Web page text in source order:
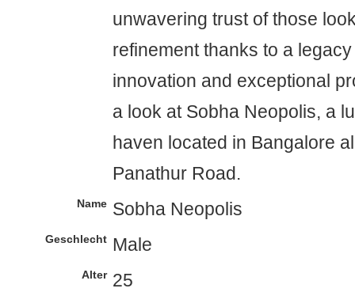
unwavering trust of those
refinement thanks to a
innovation and exceptional
a look at Sobha Neopolis, a
haven located in Bangalore
Panathur Road.
Name Sobha Neopolis
Geschlecht Male
Alter 25